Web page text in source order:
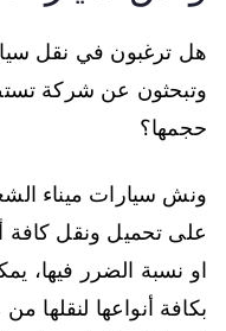
هل ترغبون في نقل
وتبحثون عن شركة
حجمها؟
ونش سيارات ميناء
على تحميل ونقل كافة
او نسبة الضرر فيها،
بكافة أنواعها لنقلها